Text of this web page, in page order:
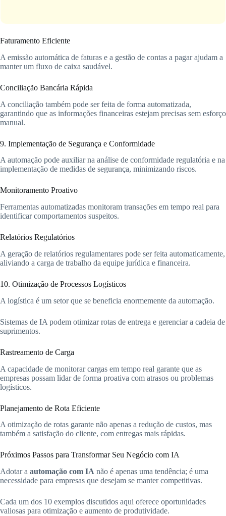
Faturamento Eficiente
A emissão automática de faturas e a gestão de contas a pagar ajudam a
manter um fluxo de caixa saudável.
Conciliação Bancária Rápida
A conciliação também pode ser feita de forma automatizada,
garantindo que as informações financeiras estejam precisas sem esforço
manual.
9. Implementação de Segurança e Conformidade
A automação pode auxiliar na análise de conformidade regulatória e na
implementação de medidas de segurança, minimizando riscos.
Monitoramento Proativo
Ferramentas automatizadas monitoram transações em tempo real para
identificar comportamentos suspeitos.
Relatórios Regulatórios
A geração de relatórios regulamentares pode ser feita automaticamente,
aliviando a carga de trabalho da equipe jurídica e financeira.
10. Otimização de Processos Logísticos
A logística é um setor que se beneficia enormemente da automação.
Sistemas de IA podem otimizar rotas de entrega e gerenciar a cadeia de
suprimentos.
Rastreamento de Carga
A capacidade de monitorar cargas em tempo real garante que as
empresas possam lidar de forma proativa com atrasos ou problemas
logísticos.
Planejamento de Rota Eficiente
A otimização de rotas garante não apenas a redução de custos, mas
também a satisfação do cliente, com entregas mais rápidas.
Próximos Passos para Transformar Seu Negócio com IA
Adotar a automação com IA não é apenas uma tendência; é uma
necessidade para empresas que desejam se manter competitivas.
Cada um dos 10 exemplos discutidos aqui oferece oportunidades
valiosas para otimização e aumento de produtividade.